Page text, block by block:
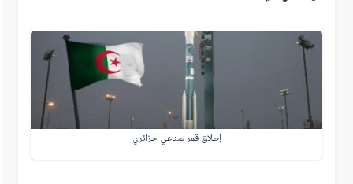
إطلاق قمر صناعي جزائري